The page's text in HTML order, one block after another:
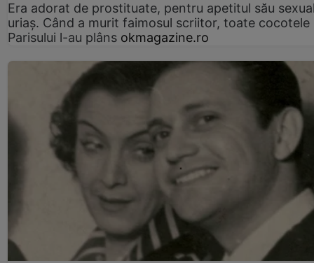
Era adorat de prostituate, pentru apetitul său
uriaș. Când a murit faimosul scriitor, toate cocotele
Parisului l-au plâns okmagazine.ro